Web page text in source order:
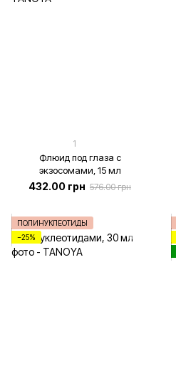
1
Флюид под глаза с
экзосомами, 15 мл
432.00 грн 576.00 грн
ПОЛИНУКЛЕОТИДЫ
−25%